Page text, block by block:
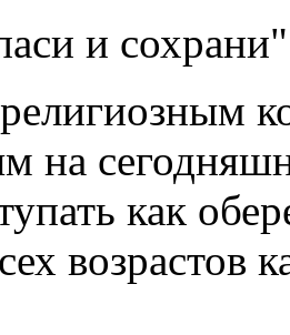
и
на
как
возрастов